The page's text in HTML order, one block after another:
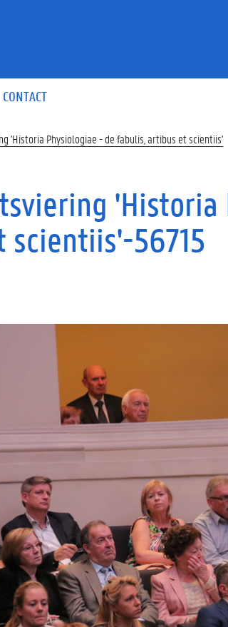
CONTACT
'Historia Physiologiae - de fabulis, artibus et scientiis'
scientiis'-56715